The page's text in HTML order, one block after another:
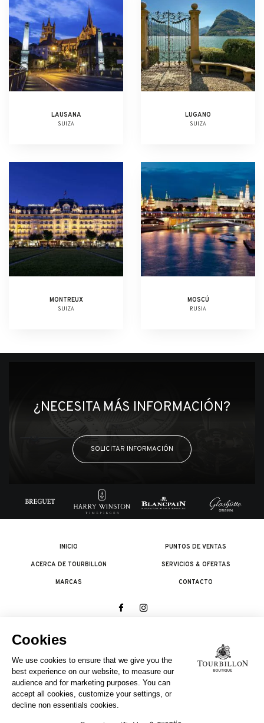
LAUSANA
SUIZA
LUGANO
SUIZA
MONTREUX
SUIZA
MOSCÚ
RUSIA
¿NECESITA MÁS INFORMACIÓN?
SOLICITAR INFORMACIÓN
INICIO
ACERCA DE TOURBILLON
MARCAS
PUNTOS DE VENTAS
SERVICIOS & OFERTAS
CONTACTO
UNA EMPRESA DEL